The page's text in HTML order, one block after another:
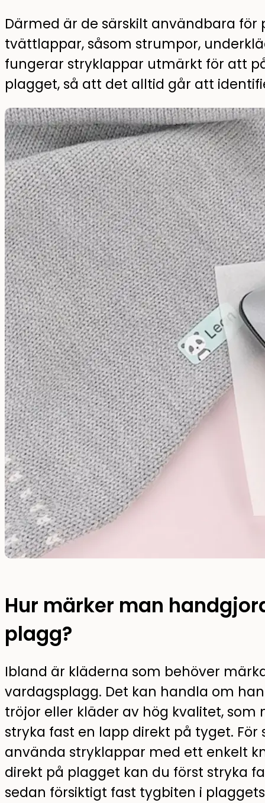
Därmed är de särskilt användbara för
tvättlappar, såsom strumpor,
fungerar stryklappar utmärkt för att
plagget, så att det alltid går att
Hur märker man
plagg?
Ibland är kläderna som behöver
vardagsplagg. Det kan handla om
tröjor eller kläder av hög kvalitet,
stryka fast en lapp direkt på tyget.
använda stryklappar med ett enkelt
direkt på plagget kan du först stryka
sedan försiktigt fast tygbiten i